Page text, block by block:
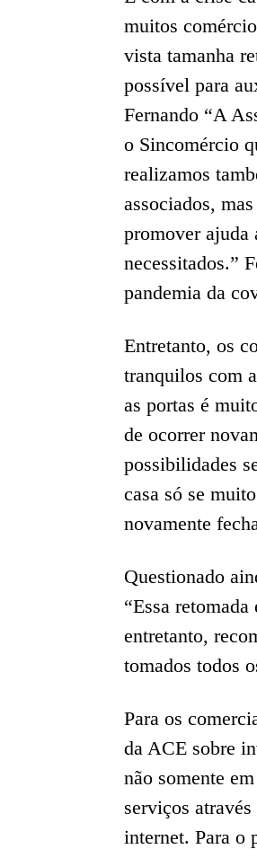
muitos
vista tamanha
possível para
Fernando “A
o Sincomércio
realizamos
associados,
promover ajuda
necessitados.”
pandemia da
Entretanto, os
tranquilos com
as portas é
de ocorrer
possibilidades
casa só se
novamente
Questionado
“Essa
entretanto,
tomados todos
Para os
da ACE sobre
não somente
serviços
internet. Para o